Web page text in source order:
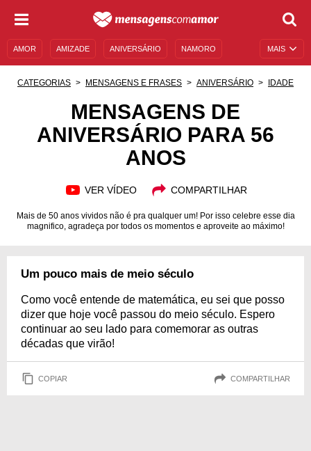
MAIS
AMOR AMIZADE ANIVERSÁRIO NAMORO
MENSAGENS E FRASES MENSAGENS DE ANIVERSÁRIO
FAMOSOS BÍBLIA
CATEGORIAS MENSAGENS E FRASES ANIVERSÁRIO IDADE
MENSAGENS DE
ANIVERSÁRIO PARA 56
ANOS
VER VÍDEO COMPARTILHAR
Mais de 50 anos vividos não é pra qualquer um! Por isso celebre esse dia
magnifico, agradeça por todos os momentos e aproveite ao máximo!
Um pouco mais de meio século
Como você entende de matemática, eu sei que posso
dizer que hoje você passou do meio século. Espero
continuar ao seu lado para comemorar as outras
décadas que virão!
COPIAR COMPARTILHAR